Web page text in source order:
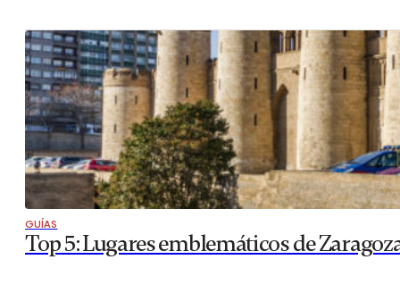
GUÍAS
Top 5: Lugares emblemáticos de